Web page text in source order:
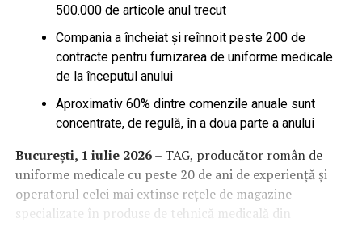
500.000 de articole anul trecut
Compania a încheiat și reînnoit peste 200 de
contracte pentru furnizarea de uniforme medicale
de la începutul anului
Aproximativ 60% dintre comenzile anuale sunt
concentrate, de regulă, în a doua parte a anului
București, 1 iulie 2026– TAG, producător român de
uniforme medicale cu peste 20 de ani de experiență și
operatorul celei mai extinse rețele de magazine
specializate în produse de tehnică medicală din